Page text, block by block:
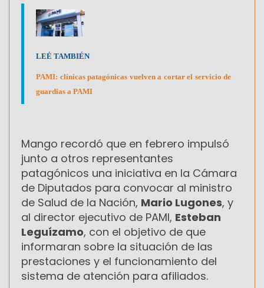
LEÉ TAMBIÉN
PAMI: clínicas patagónicas vuelven a cortar el servicio de
guardias a PAMI
Mango recordó que en febrero impulsó
junto a otros representantes
patagónicos una iniciativa en la Cámara
de Diputados para convocar al ministro
de Salud de la Nación, Mario Lugones, y
al director ejecutivo de PAMI, Esteban
Leguízamo, con el objetivo de que
informaran sobre la situación de las
prestaciones y el funcionamiento del
sistema de atención para afiliados.